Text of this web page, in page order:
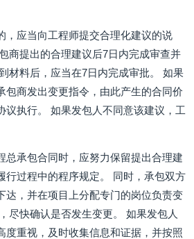
，应当向工程师提交合理化建议的说
商提出的合理建议后7日内完成审查并
材料后，应当在7日内完成审批。 如果
包商发出变更指令，由此产生的合同价
议执行。 如果发包人不同意该建议，工
总承包合同时，应努力保留提出合理建
行过程中的程序规定。 同时，承包双方
达，并在项目上分配专门的岗位负责变
尽快确认是否发生变更。 如果发包人
度重视，及时收集信息和证据，并按照